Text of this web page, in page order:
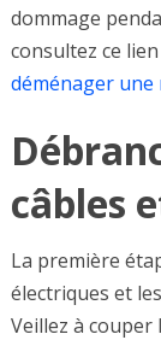
dommage
consultez ce
déménager une
câbles
La première
électriques et
Veillez à couper